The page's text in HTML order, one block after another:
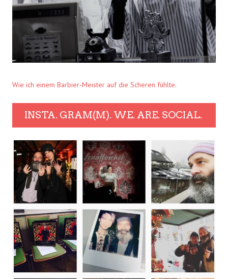
Wie ich einem Barbier-Meister auf die Scheren fühlte.
INSTA. GRAM(M). WE. ARE. SOCIAL.